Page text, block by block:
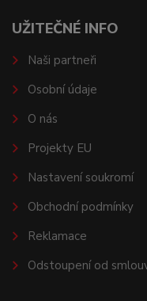
UŽITEČNÉ INFO
Naši partneři
Osobní údaje
O nás
Projekty EU
Nastavení soukromí
Obchodní podmínky
Reklamace
Odstoupení od